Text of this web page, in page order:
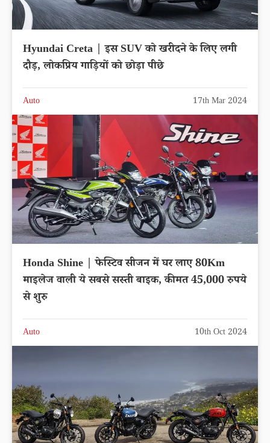
Hyundai Creta | इस SUV को खरीदने के लिए लगी
दौड़, लोकप्रिय गाड़ियों को छोड़ा पीछे
Auto 17th Mar 2024
Honda Shine | फेस्टिव सीजन में घर लाए 80Km
माइलेज वाली ये सबसे सस्ती बाइक, कीमत 45,000 रुपये
से शुरु
Auto 10th Oct 2024